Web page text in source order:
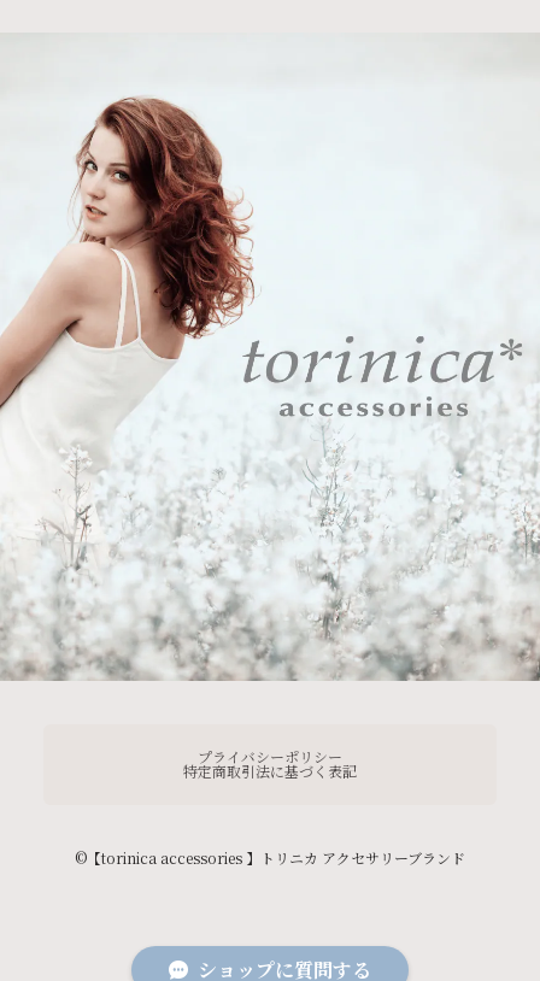
プライバシーポリシー
特定商取引法に基づく表記
©︎【torinica accessories 】トリニカ アクセサリーブランド
ショップに質問する